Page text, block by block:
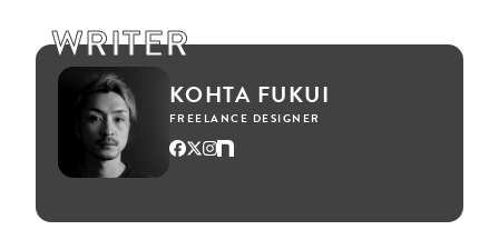
WRITER
KOHTA FUKUI
FREELANCE DESIGNER